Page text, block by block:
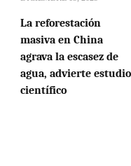
La reforestación
masiva en China
agrava la escasez de
agua, advierte estudio
científico